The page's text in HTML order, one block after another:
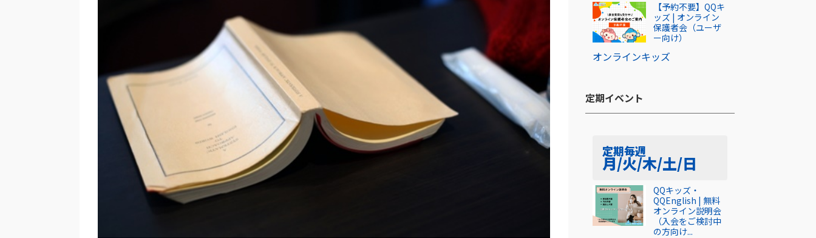
オンラインキッズ
【予約不要】QQキ
ッズ | オンライン
保護者会（ユーザ
ー向け）
定期イベント​
定期毎週
月/火/木/土/日
QQキッズ・
QQEnglish | 無料
オンライン説明会
（入会をご検討中
の方向け...